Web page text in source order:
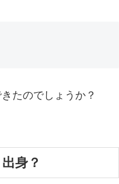
たのでしょうか？
身？